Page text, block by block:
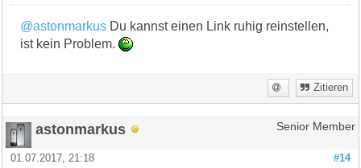
@astonmarkus Du kannst einen Link ruhig reinstellen,
ist kein Problem.
Zitieren
astonmarkus Senior Member
#14
01.07.2017, 21:18